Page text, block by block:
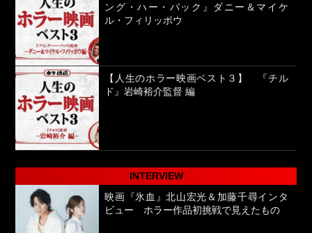
ング・ハー・バック』ダニー＆マイケ
ル・フィリッポウ
【人生のホラー映画ベスト３】 『チル
ド』岩崎裕介監督 編
INTERVIEW
映画『氷血』北山宏光＆加藤千尋インタ
ビュー ホラー作品初挑戦で見えたもの